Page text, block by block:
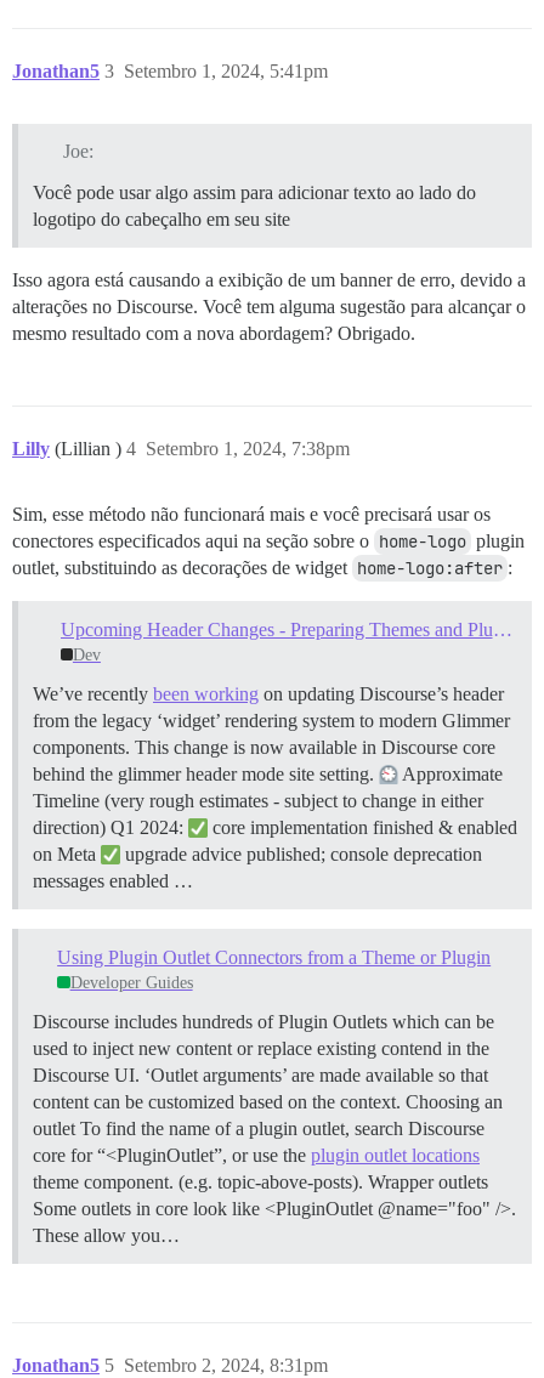
Jonathan5 Setembro 1, 2024, 5:41pm
3
Joe:
Você pode usar algo assim para adicionar texto ao lado do
logotipo do cabeçalho em seu site
Isso agora está causando a exibição de um banner de erro, devido a
alterações no Discourse. Você tem alguma sugestão para alcançar o
mesmo resultado com a nova abordagem? Obrigado.
Lilly (Lillian ) Setembro 1, 2024, 7:38pm
4
Sim, esse método não funcionará mais e você precisará usar os
conectores especificados aqui na seção sobre o home-logo plugin
outlet, substituindo as decorações de widget home-logo:after :
Upcoming Header Changes - Preparing Themes and Plugins
Dev
We’ve recently been working on updating Discourse’s header
from the legacy ‘widget’ rendering system to modern Glimmer
components. This change is now available in Discourse core
behind the glimmer header mode site setting.
Approximate
Timeline (very rough estimates - subject to change in either
direction) Q1 2024:
core implementation finished & enabled
on Meta
upgrade advice published; console deprecation
messages enabled …
Using Plugin Outlet Connectors from a Theme or Plugin
Developer Guides
Discourse includes hundreds of Plugin Outlets which can be
used to inject new content or replace existing contend in the
Discourse UI. ‘Outlet arguments’ are made available so that
content can be customized based on the context. Choosing an
outlet To find the name of a plugin outlet, search Discourse
core for “<PluginOutlet”, or use the plugin outlet locations
theme component. (e.g. topic-above-posts). Wrapper outlets
Some outlets in core look like <PluginOutlet @name="foo" />.
These allow you…
Jonathan5 Setembro 2, 2024, 8:31pm
5